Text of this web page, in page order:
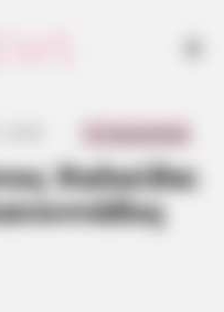
Χαλκίδα: